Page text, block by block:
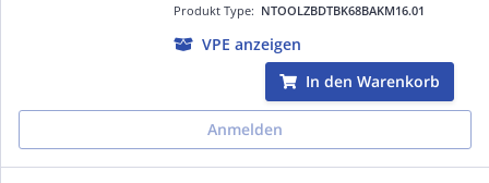
Produkt Type: NTOOLZBDTBK68BAKM16.01
VPE anzeigen
In den Warenkorb
Anmelden